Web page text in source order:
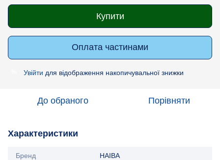
Купити
Оплата частинами
Увійти для відображення накопичувальної знижки
До обраного Порівняти
Характеристики
Бренд HAIBA